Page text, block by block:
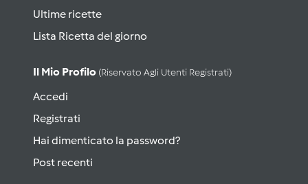
Ultime ricette
Lista Ricetta del giorno
Il Mio Profilo (riservato Agli Utenti Registrati)
Accedi
Registrati
Hai dimenticato la password?
Post recenti